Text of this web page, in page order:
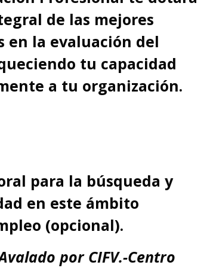
de las mejores
en la evaluación del
tu capacidad
a tu organización.
para la búsqueda y
en este ámbito
(opcional).
por CIFV.-Centro